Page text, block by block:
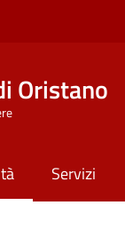
Oristano
Servizi